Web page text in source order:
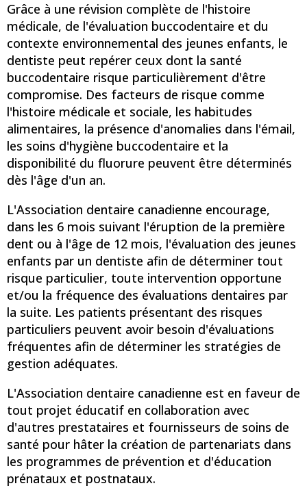
Grâce à une révision complète de l'histoire
médicale, de l'évaluation buccodentaire et du
contexte environnemental des jeunes enfants, le
dentiste peut repérer ceux dont la santé
buccodentaire risque particulièrement d'être
compromise. Des facteurs de risque comme
l'histoire médicale et sociale, les habitudes
alimentaires, la présence d'anomalies dans l'émail,
les soins d'hygiène buccodentaire et la
disponibilité du fluorure peuvent être déterminés
dès l'âge d'un an.
L'Association dentaire canadienne encourage,
dans les 6 mois suivant l'éruption de la première
dent ou à l'âge de 12 mois, l'évaluation des jeunes
enfants par un dentiste afin de déterminer tout
risque particulier, toute intervention opportune
et/ou la fréquence des évaluations dentaires par
la suite. Les patients présentant des risques
particuliers peuvent avoir besoin d'évaluations
fréquentes afin de déterminer les stratégies de
gestion adéquates.
L'Association dentaire canadienne est en faveur de
tout projet éducatif en collaboration avec
d'autres prestataires et fournisseurs de soins de
santé pour hâter la création de partenariats dans
les programmes de prévention et d'éducation
prénataux et postnataux.